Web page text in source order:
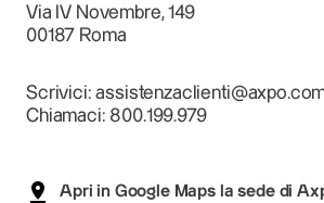
Via IV Novembre, 149
00187 Roma
Scrivici:
Chiamaci: 800.199.979
Apri in Google Maps la sede di